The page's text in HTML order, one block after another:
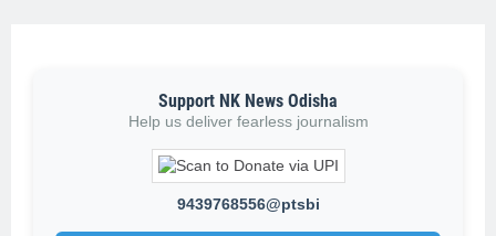
Support NK News Odisha
Help us deliver fearless journalism
9439768556@ptsbi